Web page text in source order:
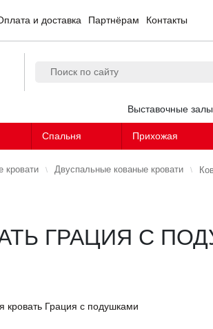
и доставка Партнёрам Контакты
Выставочные залы
Спальня Прихожая
кровати Двуспальные кованые кровати
ГРАЦИЯ С